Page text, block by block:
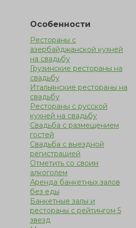
Особенности
Рестораны с
азербайджанской кухней
на свадьбу
Грузинские рестораны на
свадьбу
Итальянские рестораны на
свадьбу
Рестораны с русской
кухней на свадьбу
Свадьба с размещением
гостей
Cвадьба с выездной
регистрацией
Отметить со своим
алкоголем
Аренда банкетных залов
без еды
Банкетные залы и
рестораны с рейтингом 5
звезд